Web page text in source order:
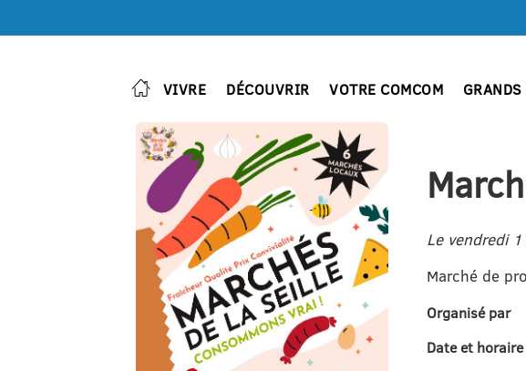
VIVRE DÉCOUVRIR VOTRE COMCOM
Le vendredi
Marché de
Organisé par
Date et horaire